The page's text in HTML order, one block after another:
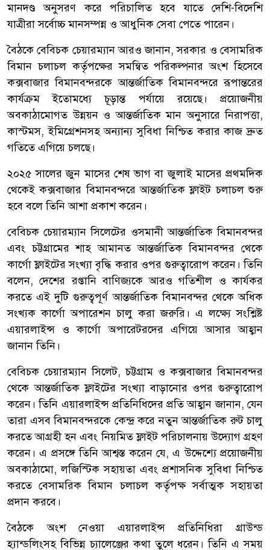
মানদণ্ড অনুসরণ করে পরিচালিত হবে যাতে দেশি-বিদেশি
যাত্রীরা সর্বোচ্চ মানসম্পন্ন ও আধুনিক সেবা পেতে পারেন।
বৈঠকে বেবিচক চেয়ারম্যান আরও জানান, সরকার ও বেসামরিক
বিমান চলাচল কর্তৃপক্ষের সমন্বিত পরিকল্পনার অংশ হিসেবে
কক্সবাজার বিমানবন্দরকে আন্তর্জাতিক বিমানবন্দরে রূপান্তরের
কার্যক্রম ইতোমধ্যে চূড়ান্ত পর্যায়ে রয়েছে। প্রয়োজনীয়
অবকাঠামোগত উন্নয়ন ও আন্তর্জাতিক মান অনুসারে নিরাপত্তা,
কাস্টমস, ইমিগ্রেশনসহ অন্যান্য সুবিধা নিশ্চিত করার কাজ দ্রুত
গতিতে এগিয়ে চলছে।
২০২৫ সালের জুন মাসের শেষ ভাগ বা জুলাই মাসের প্রথমদিক
থেকেই কক্সবাজার বিমানবন্দরে আন্তর্জাতিক ফ্লাইট চলাচল শুরু
হবে বলে তিনি আশা প্রকাশ করেন।
বেবিচক চেয়ারম্যান সিলেটের ওসমানী আন্তর্জাতিক বিমানবন্দর
এবং চট্টগ্রামের শাহ আমানত আন্তর্জাতিক বিমানবন্দর থেকে
কার্গো ফ্লাইটের সংখ্যা বৃদ্ধি করার ওপর গুরুত্বারোপ করেন। তিনি
বলেন, দেশের রপ্তানি বাণিজ্যকে আরও গতিশীল ও কার্যকর
করতে এই দুটি গুরুত্বপূর্ণ আন্তর্জাতিক বিমানবন্দর থেকে অধিক
সংখ্যক কার্গো অপারেশন চালু করা জরুরি। এ লক্ষ্যে সংশ্লিষ্ট
এয়ারলাইন্স ও কার্গো অপারেটরদের এগিয়ে আসার আহ্বান
জানান তিনি।
বেবিচক চেয়ারম্যান সিলেট, চট্টগ্রাম ও কক্সবাজার বিমানবন্দর
থেকে আন্তর্জাতিক ফ্লাইটের সংখ্যা বাড়ানোর ওপর গুরুত্বারোপ
করেন। তিনি এয়ারলাইন্স প্রতিনিধিদের প্রতি আহ্বান জানান, যেন
তারা এসব বিমানবন্দরকে কেন্দ্র করে নতুন আন্তর্জাতিক রুট চালু
করতে আগ্রহী হন এবং নিয়মিত ফ্লাইট পরিচালনায় উদ্যোগ গ্রহণ
করেন। এ প্রসঙ্গে তিনি আশ্বস্ত করেন যে, এ উদ্দেশ্যে প্রয়োজনীয়
অবকাঠামো, লজিস্টিক সহায়তা এবং প্রশাসনিক সুবিধা নিশ্চিত
করতে বেসামরিক বিমান চলাচল কর্তৃপক্ষ সর্বাত্মক সহায়তা
প্রদান করবে।
বৈঠকে অংশ নেওয়া এয়ারলাইন্স প্রতিনিধিরা গ্রাউন্ড
হ্যান্ডলিংসহ বিভিন্ন চ্যালেঞ্জের কথা তুলে ধরেন। তিনি এ সময়